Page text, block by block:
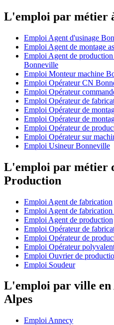
L'emploi par métier
Emploi Agent d'usinage
Emploi Agent de montage
Emploi Agent de production
Bonneville
Emploi Monteur machine
Emploi Opérateur CN
Emploi Opérateur
Emploi Opérateur de
Emploi Opérateur de
Emploi Opérateur de
Emploi Opérateur de
Emploi Opérateur sur
Emploi Usineur Bonneville
L'emploi par métier
Production
Emploi Agent de fabrication
Emploi Agent de
Emploi Agent de production
Emploi Opérateur de
Emploi Opérateur de
Emploi Opérateur
Emploi Ouvrier de
Emploi Soudeur
L'emploi par ville en
Alpes
Emploi Annecy